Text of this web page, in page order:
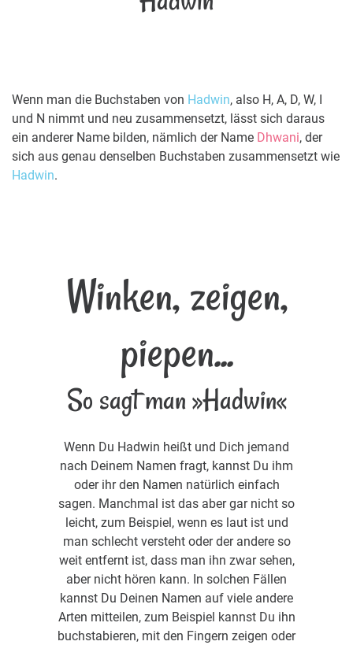
Wenn man die Buchstaben von Hadwin, also H, A, D, W, I
und N nimmt und neu zusammensetzt, lässt sich daraus
ein anderer Name bilden, nämlich der Name Dhwani, der
sich aus genau denselben Buchstaben zusammensetzt wie
Hadwin.
Winken, zeigen,
piepen...
So sagt man »Hadwin«
Wenn Du Hadwin heißt und Dich jemand
nach Deinem Namen fragt, kannst Du ihm
oder ihr den Namen natürlich einfach
sagen. Manchmal ist das aber gar nicht so
leicht, zum Beispiel, wenn es laut ist und
man schlecht versteht oder der andere so
weit entfernt ist, dass man ihn zwar sehen,
aber nicht hören kann. In solchen Fällen
kannst Du Deinen Namen auf viele andere
Arten mitteilen, zum Beispiel kannst Du ihn
buchstabieren, mit den Fingern zeigen oder